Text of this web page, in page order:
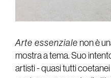
Arte essenziale non è
mostra a tema. Suo
artisti - quasi tutti